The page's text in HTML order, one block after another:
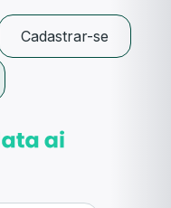
Cadastrar-se